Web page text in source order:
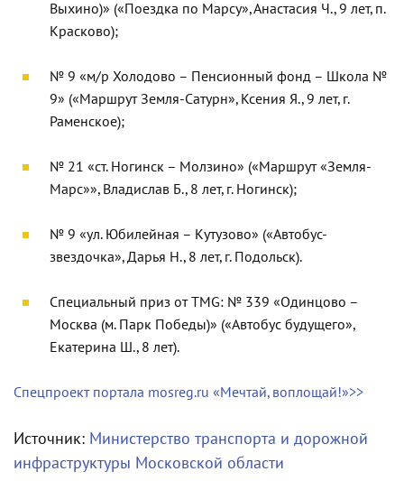
Выхино)» («Поездка по Марсу», Анастасия Ч., 9 лет, п.
Красково);
№ 9 «м/р Холодово – Пенсионный фонд – Школа №
9» («Маршрут Земля-Сатурн», Ксения Я., 9 лет, г.
Раменское);
№ 21 «ст. Ногинск – Молзино» («Маршрут «Земля-
Марс»», Владислав Б., 8 лет, г. Ногинск);
№ 9 «ул. Юбилейная – Кутузово» («Автобус-
звездочка», Дарья Н., 8 лет, г. Подольск).
Специальный приз от TMG: № 339 «Одинцово –
Москва (м. Парк Победы)» («Автобус будущего»,
Екатерина Ш., 8 лет).
Спецпроект портала mosreg.ru «Мечтай, воплощай!»>>
Источник: Министерство транспорта и дорожной
инфраструктуры Московской области